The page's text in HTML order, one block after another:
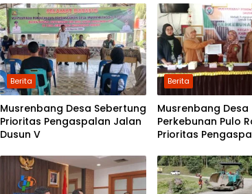
Berita
Musrenbang Desa Sebertung
Prioritas Pengaspalan Jalan
Dusun V
Berita
Musrenbang Desa
Perkebunan Pulo
Prioritas
Pondok Boyan